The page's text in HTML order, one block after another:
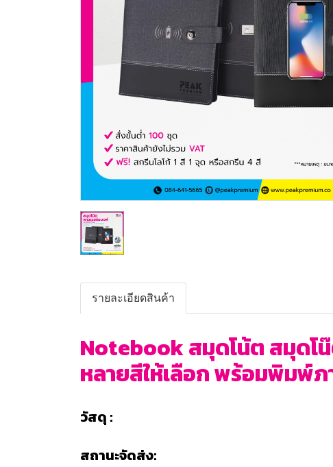
รายละเอียดสินค้า
Notebook สมุดโน้ต สมุดโ
หลายสีให้เลือก พร้อมพิมพ์
วัสดุ :
สถานะจัดส่ง: